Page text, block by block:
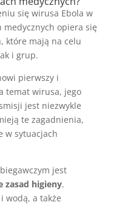
się wirusa Ebola w
medycznych opiera się
które mają na celu
i grup.
pierwszy i
temat wirusa, jego
jest niezwykle
te zagadnienia,
w sytuacjach
jest
zasad higieny.
wodą, a także